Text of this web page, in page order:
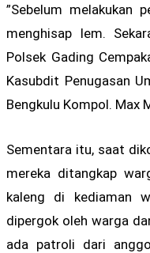
”Sebelum melakukan
menghisap lem.
Polsek Gading
Kasubdit Penugasan
Bengkulu Kompol. Max
Sementara itu, saat
mereka ditangkap
kaleng di kediaman
dipergok oleh warga
ada patroli dari